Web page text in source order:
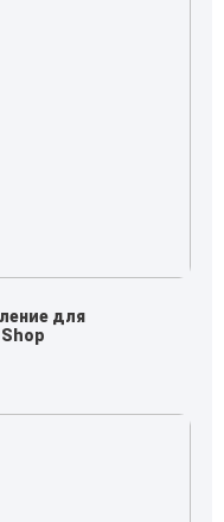
для